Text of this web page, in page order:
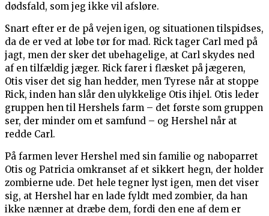
dødsfald, som jeg ikke vil afsløre.
Snart efter er de på vejen igen, og situationen tilspidses,
da de er ved at løbe tør for mad. Rick tager Carl med på
jagt, men der sker det ubehagelige, at Carl skydes ned
af en tilfældig jæger. Rick farer i flæsket på jægeren,
Otis viser det sig han hedder, men Tyrese når at stoppe
Rick, inden han slår den ulykkelige Otis ihjel. Otis leder
gruppen hen til Hershels farm – det første som gruppen
ser, der minder om et samfund – og Hershel når at
redde Carl.
På farmen lever Hershel med sin familie og naboparret
Otis og Patricia omkranset af et sikkert hegn, der holder
zombierne ude. Det hele tegner lyst igen, men det viser
sig, at Hershel har en lade fyldt med zombier, da han
ikke nænner at dræbe dem, fordi den ene af dem er